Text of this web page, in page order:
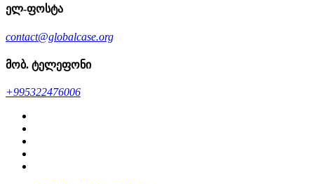
ელ-ფოსტა
contact@globalcase.org
მობ. ტელეფონი
+995322476006